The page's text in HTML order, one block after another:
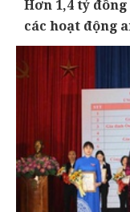
Hơn 1,4 tỷ
các hoạt động